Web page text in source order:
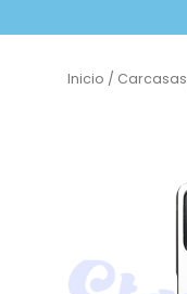
Inicio / Carcasas